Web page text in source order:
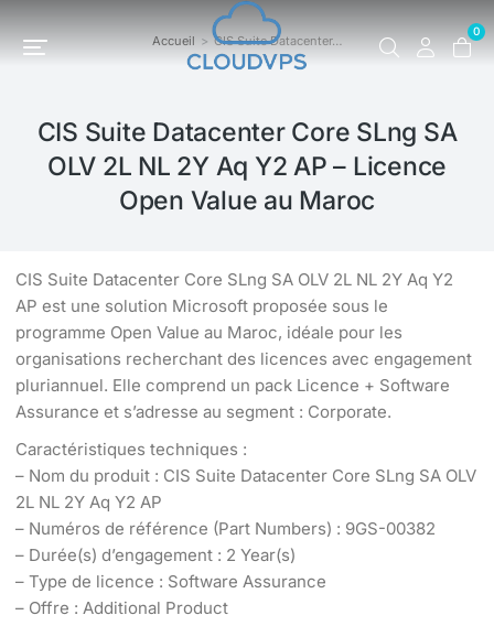
0
Vous êtes ici : Accueil CIS Suite Datacenter…
CIS Suite Datacenter Core SLng SA
OLV 2L NL 2Y Aq Y2 AP – Licence
Open Value au Maroc
CIS Suite Datacenter Core SLng SA OLV 2L NL 2Y Aq Y2
AP est une solution Microsoft proposée sous le
programme Open Value au Maroc, idéale pour les
organisations recherchant des licences avec engagement
pluriannuel. Elle comprend un pack Licence + Software
Assurance et s’adresse au segment : Corporate.
Caractéristiques techniques :
– Nom du produit : CIS Suite Datacenter Core SLng SA OLV
2L NL 2Y Aq Y2 AP
– Numéros de référence (Part Numbers) : 9GS-00382
– Durée(s) d’engagement : 2 Year(s)
– Type de licence : Software Assurance
– Offre : Additional Product